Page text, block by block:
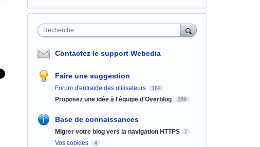
Recherche
Contactez le support Webedia
Faire une suggestion
Forum d'entraide des utilisateurs 164
Proposez une idée à l'équipe d'Overblog 289
Base de connaissances
Migrer votre blog vers la navigation HTTPS 7
Vos cookies 4